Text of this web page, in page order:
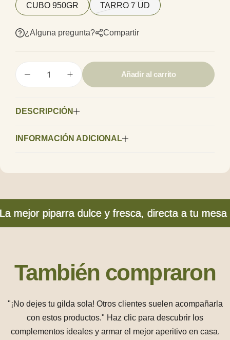
CUBO 950GR TARRO 7 UD
¿Alguna pregunta? Compartir
Añadir al carrito
DESCRIPCIÓN
INFORMACIÓN ADICIONAL
piparra dulce y fresca, directa a tu mesa
piparra dulce y fresca, directa a tu mesa
piparra dulce y fresca, directa a tu mesa
También compraron
"¡No dejes tu gilda sola! Otros clientes suelen acompañarla
con estos productos." Haz clic para descubrir los
complementos ideales y armar el mejor aperitivo en casa.